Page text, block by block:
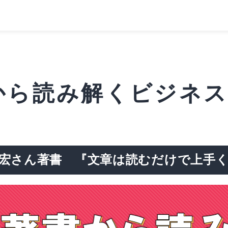
ら読み解くビジネ
さん著書 『文章は読むだけで上手